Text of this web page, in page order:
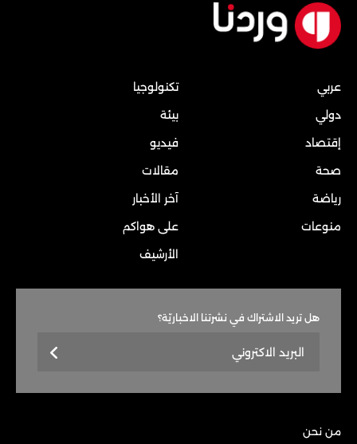
عربي
دولي
إقتصاد
صحة
رياضة
منوعات
تكنولوجيا
بيئة
فيديو
مقالات
آخر الأخبار
على هواكم
الأرشيف
هل تريد الاشتراك في نشرتنا الاخباريّة؟
من نحن